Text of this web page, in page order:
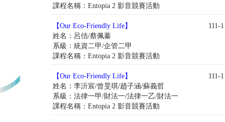
課程名稱：Entopia 2 影音競賽活動
【Our Eco-Friendly Life】
姓名：呂佶/蔡佩蓁
系級：統資二甲/企管二甲
課程名稱：Entopia 2 影音競賽活動
111-1
【Our Eco-Friendly Life】
姓名：李沂宸/曾旻琪/趙子涵/蘇義哲
系級：法律一甲/財法一/法律一乙/財法一
課程名稱：Entopia 2 影音競賽活動
111-1